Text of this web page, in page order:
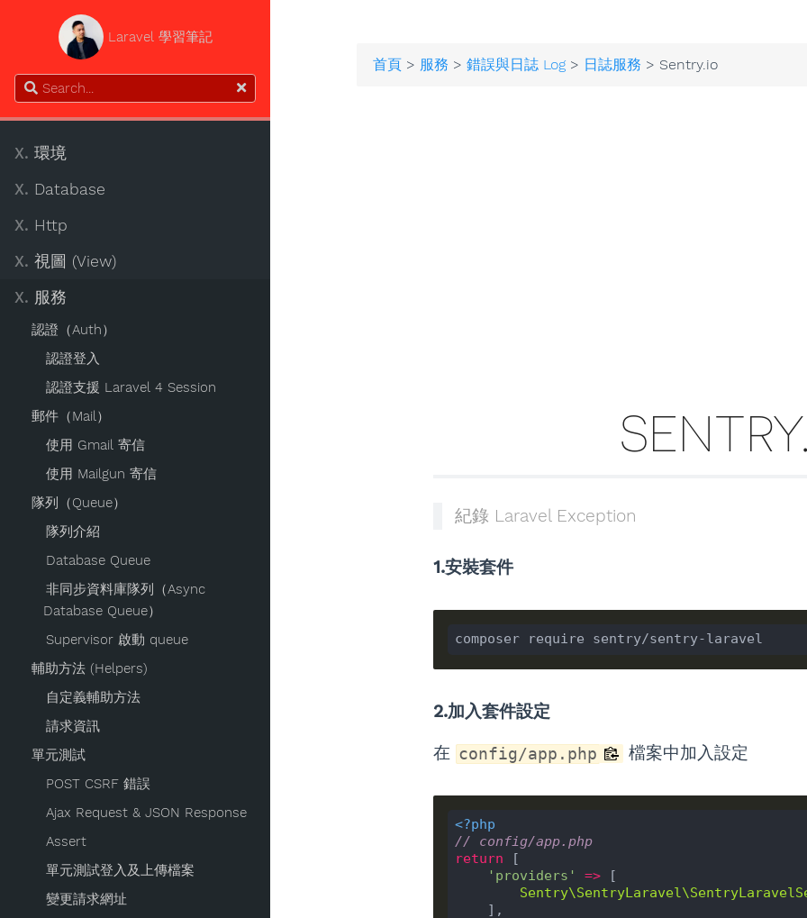
Laravel 學習筆記
X. 環境
X. Database
X. Http
X. 視圖 (View)
X. 服務
認證（Auth）
認證登入
認證支援 Laravel 4 Session
郵件（Mail）
使用 Gmail 寄信
使用 Mailgun 寄信
隊列（Queue）
隊列介紹
Database Queue
非同步資料庫隊列（Async
Database Queue）
Supervisor 啟動 queue
輔助方法 (Helpers)
自定義輔助方法
請求資訊
單元測試
POST CSRF 錯誤
Ajax Request & JSON Response
Assert
單元測試登入及上傳檔案
變更請求網址
首頁> 服務 > 錯誤與日誌 Log> 日誌服務 > Sentry.io
紀錄 Laravel Exception
1.安裝套件
2.加入套件設定
在 config/app.php 檔案中加入設定
<?php
// config/app.php
return [
'providers'
=> [